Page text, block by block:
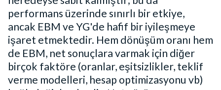
performans üzerinde sınırlı bir etkiye,
ancak EBM ve YG'de hafif bir iyileşmeye
işaret etmektedir. Hem dönüşüm oranı hem
de EBM, net sonuçlara varmak için diğer
birçok faktöre (oranlar, eşitsizlikler, teklif
verme modelleri, hesap optimizasyonu vb)